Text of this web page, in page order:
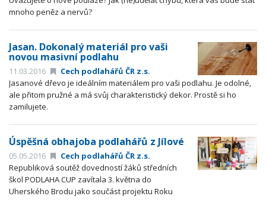
mnoho peněz a nervů?
Jasan. Dokonalý materiál pro vaši
novou masivní podlahu
11.03.2016
Cech podlahářů ČR z.s.
Jasanové dřevo je ideálním materiálem pro vaši podlahu. Je odolné,
ale přitom pružné a má svůj charakteristický dekor. Prostě si ho
zamilujete.
Úspěšná obhajoba podlahářů z Jílové
05.05.2016
Cech podlahářů ČR z.s.
Republiková soutěž dovedností žáků středních
škol PODLAHA CUP zavítala 3. května do
Uherského Brodu jako součást projektu Roku